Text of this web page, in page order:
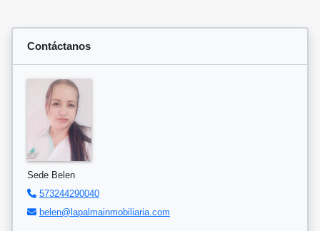
Contáctanos
Sede Belen
573244290040
belen@lapalmainmobiliaria.com